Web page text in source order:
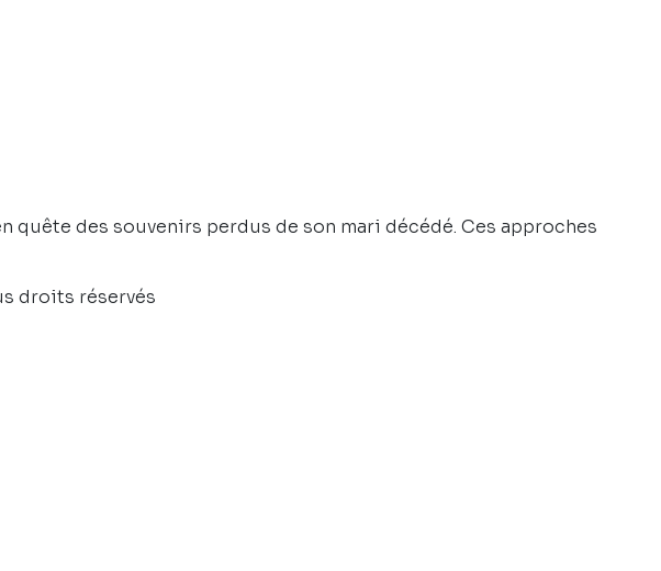
quête des souvenirs perdus de son mari décédé. Ces approches
droits réservés